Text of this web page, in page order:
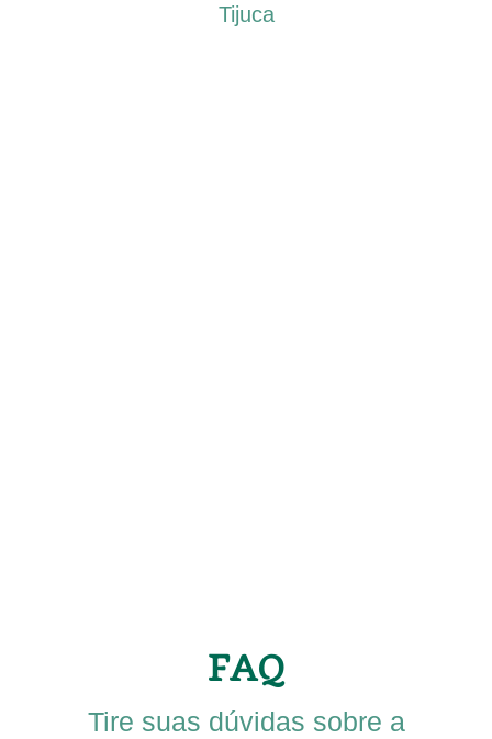
Tijuca
FAQ
Tire suas dúvidas sobre a